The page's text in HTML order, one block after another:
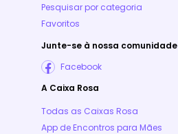
Pesquisar por categoria
Favoritos
Junte-se à nossa comunidade
Facebook
A Caixa Rosa
Todas as Caixas Rosa
App de Encontros para Mães